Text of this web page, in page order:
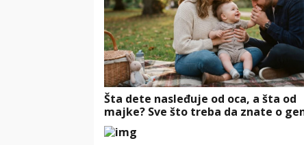
Šta dete nasleđuje od oca, a šta od
majke? Sve što treba da znate o